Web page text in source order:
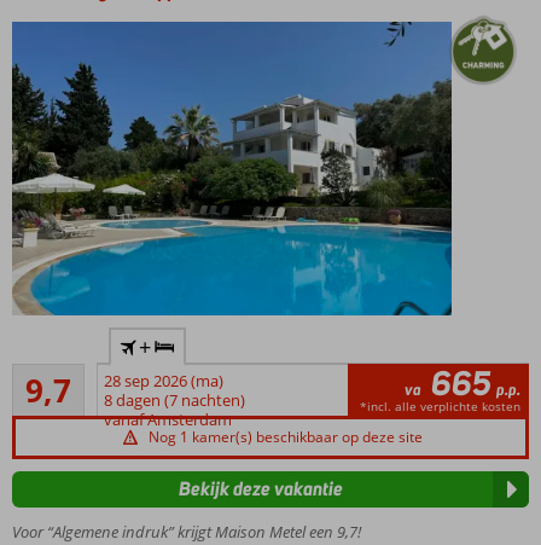
Omgeven
geweldige
tuin
charmant
kleinschalig
complex
Een
9,7
Uitmuntend
22
beoordelingen
+
28 sep 2026 (ma)
8 dagen (7 nachten)
vanaf Amsterdam
va 665 p.p.
*incl. alle verplichte kosten
Nog 1 kamer(s) beschikbaar op deze site
Voor “Algemene indruk” krijgt Maison Metel een 9,7!
Bekijk deze vakantie